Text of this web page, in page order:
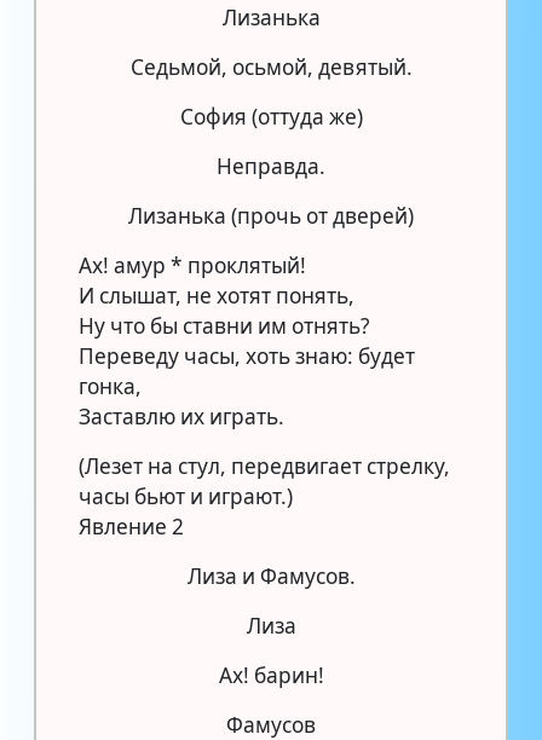
Лизанька
Седьмой, осьмой, девятый.
София (оттуда же)
Неправда.
Лизанька (прочь от дверей)
Ах! амур * проклятый!
И слышат, не хотят понять,
Ну что бы ставни им отнять?
Переведу часы, хоть знаю: будет
гонка,
Заставлю их играть.
(Лезет на стул, передвигает стрелку,
часы бьют и играют.)
Явление 2
Лиза и Фамусов.
Лиза
Ах! барин!
Фамусов